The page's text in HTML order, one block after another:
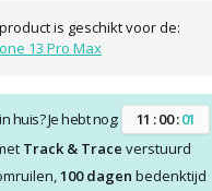
is geschikt voor de:
13 Pro Max
huis? Je hebt nog: 11 :00:00
Track & Trace verstuurd
100 dagen bedenktijd